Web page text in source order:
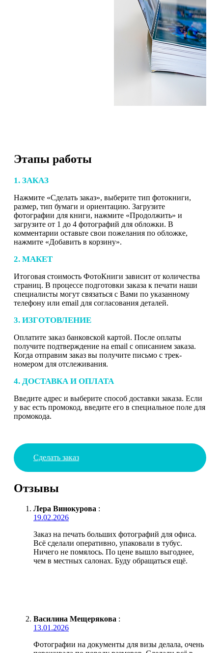
Этапы работы
1. ЗАКАЗ
Нажмите «Сделать заказ», выберите тип фотокниги,
размер, тип бумаги и ориентацию. Загрузите
фотографии для книги, нажмите «Продолжить» и
загрузите от 1 до 4 фотографий для обложки. В
комментарии оставьте свои пожелания по обложке,
нажмите «Добавить в корзину».
2. МАКЕТ
Итоговая стоимость ФотоКниги зависит от количества
страниц. В процессе подготовки заказа к печати наши
специалисты могут связаться с Вами по указанному
телефону или email для согласования деталей.
3. ИЗГОТОВЛЕНИЕ
Оплатите заказ банковской картой. После оплаты
получите подтверждение на email с описанием заказа.
Когда отправим заказ вы получите письмо с трек-
номером для отслеживания.
4. ДОСТАВКА И ОПЛАТА
Введите адрес и выберите способ доставки заказа. Если
у вас есть промокод, введите его в специальное поле для
промокода.
Сделать заказ
Отзывы
Лера Винокурова :
19.02.2026
Заказ на печать больших фотографий для офиса.
Всё сделали оперативно, упаковали в тубус.
Ничего не помялось. По цене вышло выгоднее,
чем в местных салонах. Буду обращаться ещё.
Василина Мещерякова :
13.01.2026
Фотографии на документы для визы делала, очень